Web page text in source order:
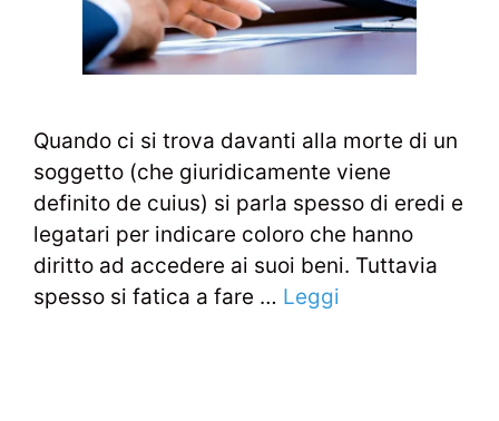
Quando ci si trova davanti alla morte di un
soggetto (che giuridicamente viene
definito de cuius) si parla spesso di eredi e
legatari per indicare coloro che hanno
diritto ad accedere ai suoi beni. Tuttavia
spesso si fatica a fare … Leggi